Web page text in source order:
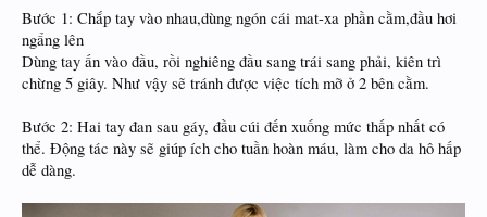
Bước 1: Chắp tay vào nhau,dùng ngón cái mat-xa phần cằm,đầu hơi
ngẩng lên
Dùng tay ấn vào đầu, rồi nghiêng đầu sang trái sang phải, kiên trì
chừng 5 giây. Như vậy sẽ tránh được việc tích mỡ ở 2 bên cằm.
Bước 2: Hai tay đan sau gáy, đầu cúi đến xuống mức thấp nhất có
thể. Động tác này sẽ giúp ích cho tuần hoàn máu, làm cho da hô hấp
dễ dàng.